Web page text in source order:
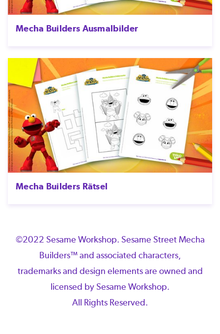
Mecha Builders Ausmalbilder
Mecha Builders Rätsel
©2022 Sesame Workshop. Sesame Street Mecha
Builders™ and associated characters,
trademarks and design elements are owned and
licensed by Sesame Workshop.
All Rights Reserved.